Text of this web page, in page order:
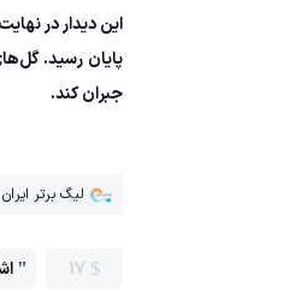
این دیدار در
پایان رسید.
جبران کند.
لیگ برتر ایران
17